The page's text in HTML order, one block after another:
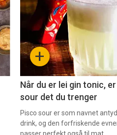
nå
-
+
Når du er lei gin tonic,
sour det du trenger
Pisco sour er som navnet
drink, og den forfriskende
passer perfekt også til mat.